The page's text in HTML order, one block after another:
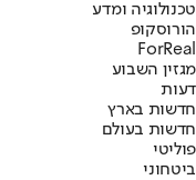
טכנולוגיה ומדע
הורוסקופ
ForReal
מגזין השבוע
דעות
חדשות בארץ
חדשות בעולם
פוליטי
ביטחוני